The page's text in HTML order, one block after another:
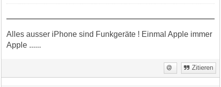
Alles ausser iPhone sind Funkgeräte ! Einmal Apple immer
Apple ......
Zitieren